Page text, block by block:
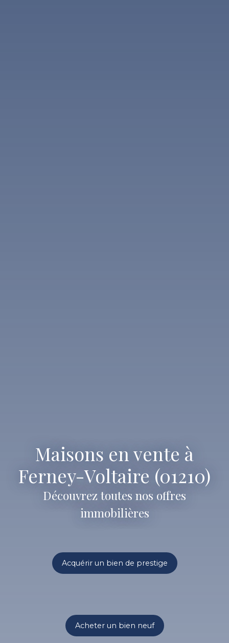
Maisons en vente à
Ferney-Voltaire (01210)
Découvrez toutes nos offres
immobilières
Acquérir un bien de prestige
Acheter un bien neuf